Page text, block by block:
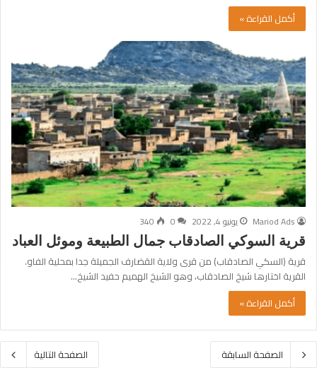
أكمل القراءة »
Mariod Ads يونيو 4, 2022 0
340
قرية السوكي الصادقاب جمال الطبيعة وموئل العباد
قرية (السكي الصادقاب) من قرى ولاية القضارف الجميلة جدا بمحلية الفاو.
القرية اختارها شيخ الصادقاب، وهو الشيخ الهميم حفيد الشيخ…
أكمل القراءة »
الصفحة السابقة
الصفحة التالية